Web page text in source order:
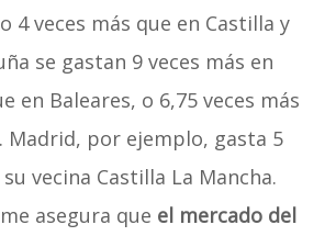
4 veces más que en Castilla y
se gastan 9 veces más en
en Baleares, o 6,75 veces más
Madrid, por ejemplo, gasta 5
vecina Castilla La Mancha.
asegura que el mercado del